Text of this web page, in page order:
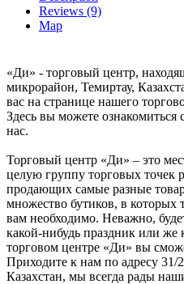
Reviews (9)
Map
«Ди» - торговый центр,
микрорайон, Темиртау,
вас на странице нашего
Здесь вы можете
нас.
Торговый центр «Ди» – это
целую группу торговых точек
продающих самые разные
множество бутиков, в которых
вам необходимо. Неважно,
какой-нибудь праздник или же
торговом центре «Ди» вы
Приходите к нам по адресу 31/
Казахстан, мы всегда рады